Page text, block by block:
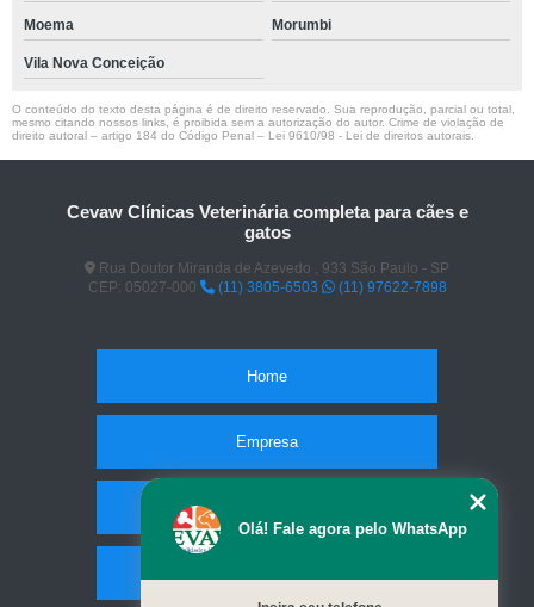
Moema Morumbi
Vila Nova Conceição
O conteúdo do texto desta página é de direito reservado. Sua reprodução, parcial ou total,
mesmo citando nossos links, é proibida sem a autorização do autor. Crime de violação de
direito autoral – artigo 184 do Código Penal – Lei 9610/98 - Lei de direitos autorais
Cevaw Clínicas Veterinária completa para cães e
gatos
Rua Doutor Miranda de Azevedo , 933 São Paulo - SP
CEP: 05027-000
(11) 3805-6503 (11) 97622-7898
Home
Empresa
Olá! Fale agora pelo WhatsApp